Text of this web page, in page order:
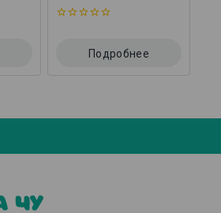
Подробнее